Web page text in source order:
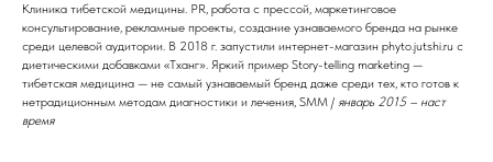
Клиника тибетской медицины. PR, работа с прессой, маркетинговое
консультирование, рекламные проекты, создание узнаваемого бренда на рынке
среди целевой аудитории. В 2018 г. запустили интернет-магазин phyto.jutshi.ru с
диетическими добавками «Тханг». Яркий пример Story-telling marketing —
тибетская медицина — не самый узнаваемый бренд даже среди тех, кто готов к
нетрадиционным методам диагностики и лечения, SMM / январь 2015 – наст
время